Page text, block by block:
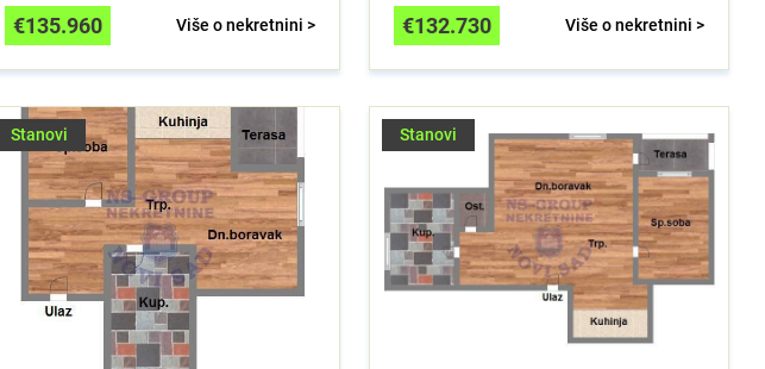
Više o nekretnini >
€135.960 Više o nekretnini >
€132.730
Stanovi Stanovi